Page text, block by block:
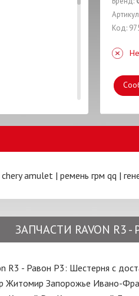
Код:
chery amulet | ремень грм qq |
ЗАПЧАСТИ RAVON R3
R3 - Равон Р3: Шестерня с
Житомир Запорожье Ивано-